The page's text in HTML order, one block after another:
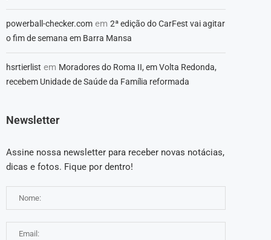
powerball-checker.com em 2ª edição do CarFest vai agitar
o fim de semana em Barra Mansa
hsrtierlist em Moradores do Roma II, em Volta Redonda,
recebem Unidade de Saúde da Família reformada
Newsletter
Assine nossa newsletter para receber novas notácias,
dicas e fotos. Fique por dentro!